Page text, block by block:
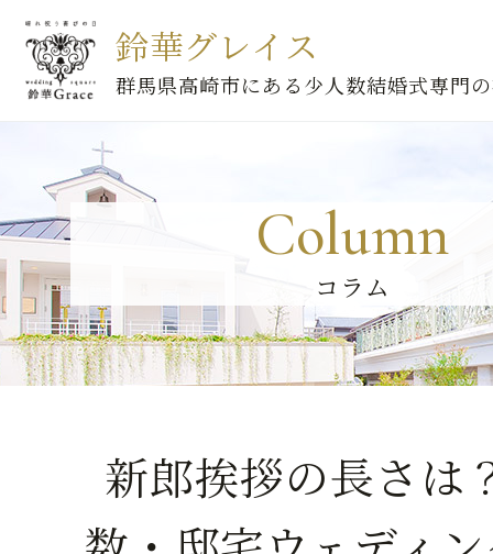
鈴華グレイス
群馬県高崎市にある少人数結婚式専門
Column
コラム
新郎挨拶の長さは